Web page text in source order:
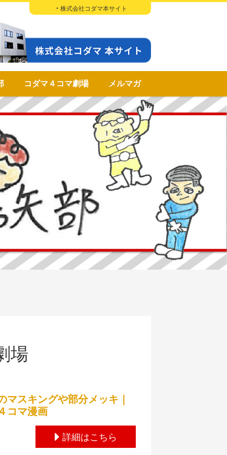
株式会社コダマ本サイト
コダマ４コマ劇場 メルマガ
場
マスキングや部分メッキ｜
コマ漫画
詳細はこちら